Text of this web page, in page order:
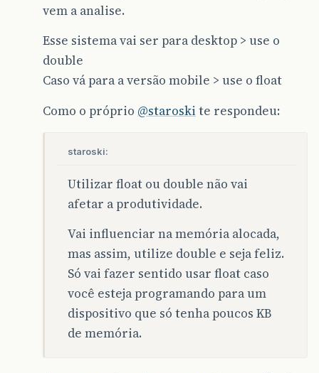
vem a analise.
Esse sistema vai ser para desktop > use o
double
Caso vá para a versão mobile > use o float
Como o próprio @staroski te respondeu:
staroski:
Utilizar float ou double não vai
afetar a produtividade.
Vai influenciar na memória alocada,
mas assim, utilize double e seja feliz.
Só vai fazer sentido usar float caso
você esteja programando para um
dispositivo que só tenha poucos KB
de memória.